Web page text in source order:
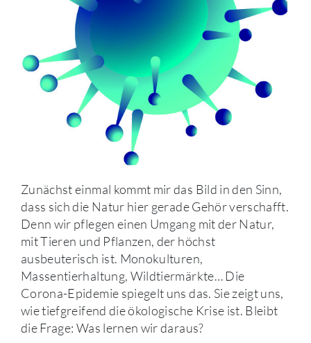
Zunächst einmal kommt mir das Bild in den Sinn,
dass sich die Natur hier gerade Gehör verschafft.
Denn wir pflegen einen Umgang mit der Natur,
mit Tieren und Pflanzen, der höchst
ausbeuterisch ist. Monokulturen,
Massentierhaltung, Wildtiermärkte… Die
Corona-Epidemie spiegelt uns das. Sie zeigt uns,
wie tiefgreifend die ökologische Krise ist. Bleibt
die Frage: Was lernen wir daraus?